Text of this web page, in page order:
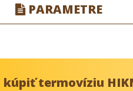
PARAMETRE
kúpiť termovíziu